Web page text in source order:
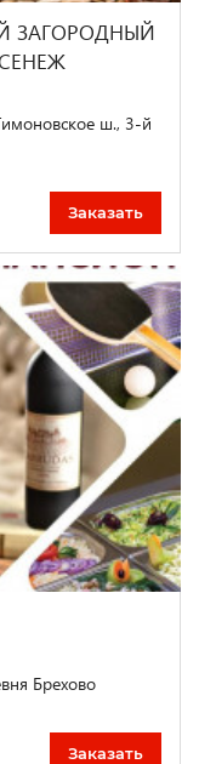
ЗАГОРОДНЫЙ
ш., 3-й
Заказать
Брехово
Заказать